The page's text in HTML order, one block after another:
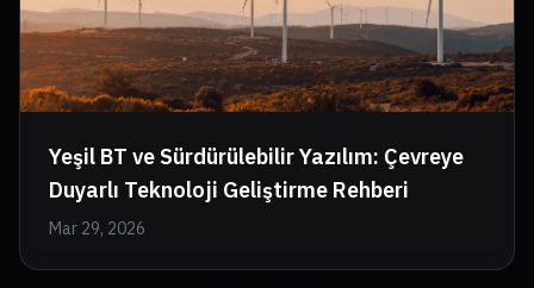
Yeşil BT ve Sürdürülebilir Yazılım: Çevreye
Duyarlı Teknoloji Geliştirme Rehberi
Mar 29, 2026